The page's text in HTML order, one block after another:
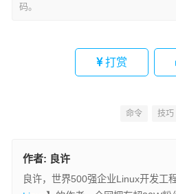
码。
打赏
命令 技巧
作者: 良许
良许，世界500强企业Linux开发工